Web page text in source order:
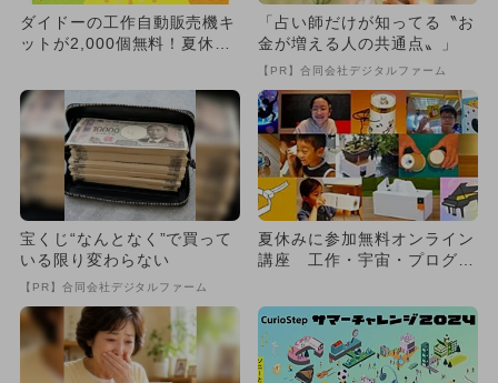
ダイドーの工作自動販売機キ
ットが2,000個無料！夏休み
「占い師だけが知ってる〝お
金が増える人の共通点〟」
【PR】合同会社デジタルファーム
宝くじ“なんとなく”で買って
いる限り変わらない
【PR】合同会社デジタルファーム
夏休みに参加無料オンライン
講座 工作・宇宙・プログラ